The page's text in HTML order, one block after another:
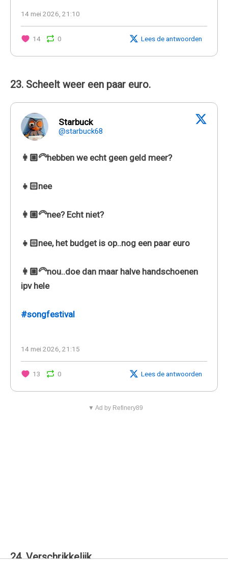
14 mei 2026, 21:10
14 0 Lees de antwoorden
23. Scheelt weer een paar euro.
Starbuck
@starbuck68
👩🏼‍🦳hebben we echt geen geld meer?
👧🏻nee
👩🏼‍🦳nee? Echt niet?
👧🏻nee, het budget is op..nog een paar euro
👩🏼‍🦳nou..doe dan maar halve handschoenen
ipv hele
#songfestival
14 mei 2026, 21:15
13 0 Lees de antwoorden
▼ Ad by Refinery89
24. Verschrikkelijk.